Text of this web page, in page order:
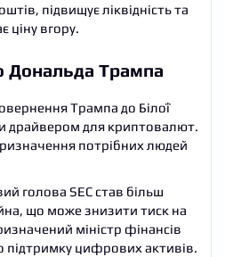
підвищує ліквідність та
ціну вгору.
Дональда Трампа
Трампа до Білої
драйвером для криптовалют.
потрібних людей
голова SEC став більш
що може знизити тиск на
міністр фінансів
підтримку цифрових активів.